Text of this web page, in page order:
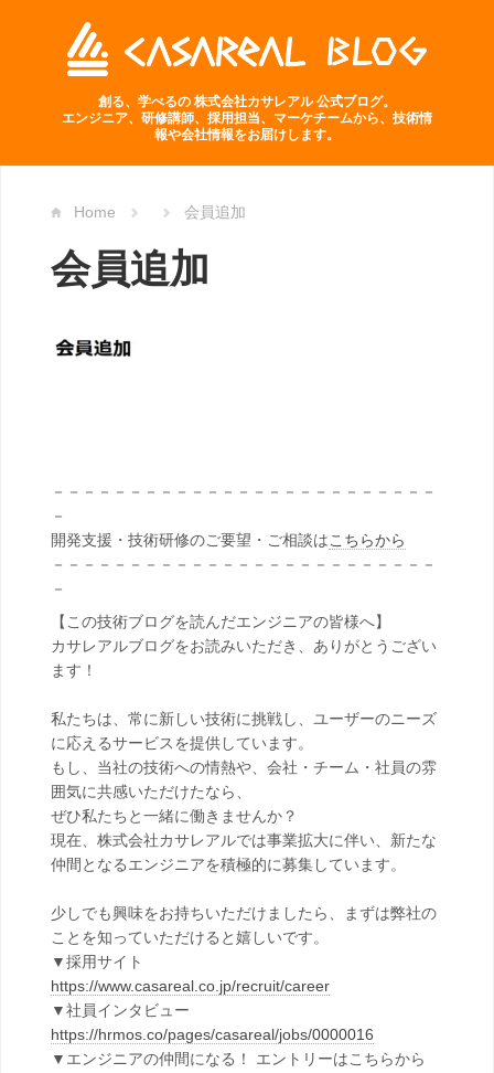
創る、学べるの 株式会社カサレアル 公式ブログ。
エンジニア、研修講師、採用担当、マーケチームから、技術情
報や会社情報をお届けします。
Home 会員追加
会員追加
－－－－－－－－－－－－－－－－－－－－－－－－－
－
開発支援・技術研修のご要望・ご相談はこちらから
－－－－－－－－－－－－－－－－－－－－－－－－－
－
【この技術ブログを読んだエンジニアの皆様へ】
カサレアルブログをお読みいただき、ありがとうござい
ます！
私たちは、常に新しい技術に挑戦し、ユーザーのニーズ
に応えるサービスを提供しています。
もし、当社の技術への情熱や、会社・チーム・社員の雰
囲気に共感いただけたなら、
ぜひ私たちと一緒に働きませんか？
現在、株式会社カサレアルでは事業拡大に伴い、新たな
仲間となるエンジニアを積極的に募集しています。
少しでも興味をお持ちいただけましたら、まずは弊社の
ことを知っていただけると嬉しいです。
▼採用サイト
https://www.casareal.co.jp/recruit/career
▼社員インタビュー
https://hrmos.co/pages/casareal/jobs/0000016
▼エンジニアの仲間になる！ エントリーはこちらから